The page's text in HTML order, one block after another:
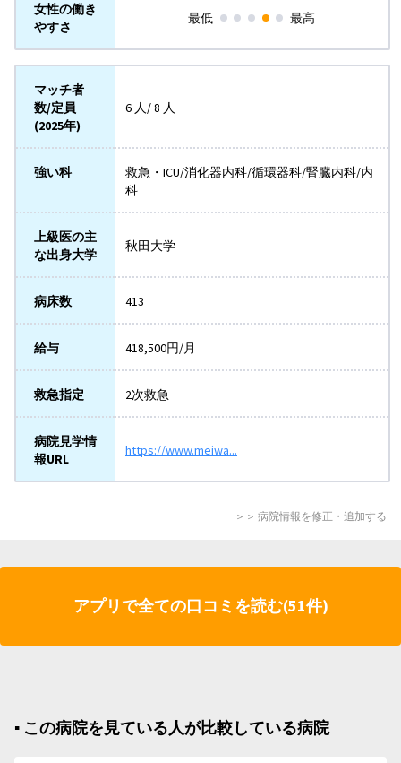
女性の働き
やすさ
最低 最高
マッチ者
数/定員
(2025年)
6 人/ 8 人
強い科
救急・ICU/消化器内科/循環器科/腎臓内科/内
科
上級医の主
な出身大学
秋田大学
病床数 413
給与 418,500円/月
救急指定 2次救急
病院見学情
報URL
https://www.meiwa...
＞＞ 病院情報を修正・追加する
アプリで全ての口コミを読む(51件)
▪︎ この病院を見ている人が比較している病院